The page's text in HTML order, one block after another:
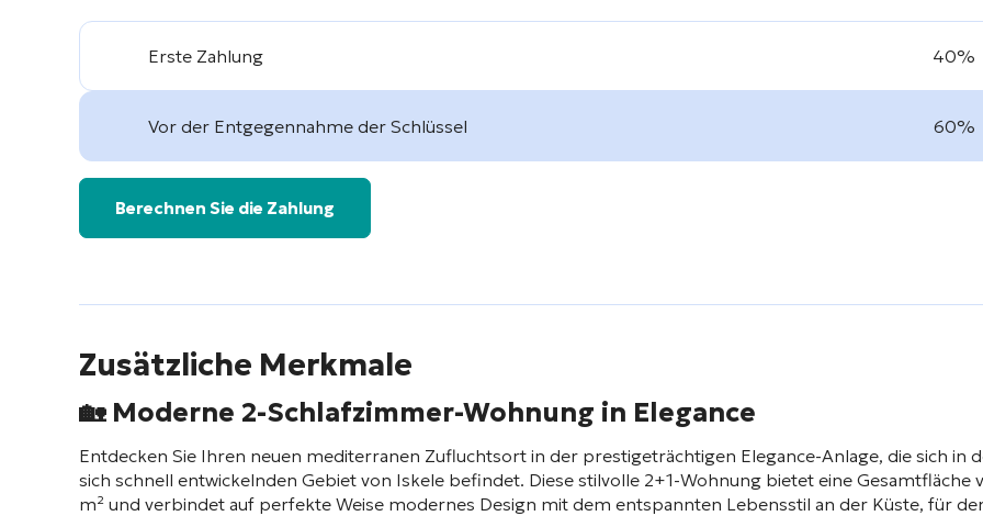
Erste Zahlung 40%
Vor der Entgegennahme der Schlüssel 60%
Berechnen Sie die Zahlung
Zusätzliche Merkmale
🏡Moderne 2-Schlafzimmer-Wohnung in Elegance
Entdecken Sie Ihren neuen mediterranen Zufluchtsort in der prestigeträchtigen Elegance-Anlage, die sich in
sich schnell entwickelnden Gebiet von Iskele befindet. Diese stilvolle 2+1-Wohnung bietet eine Gesamtfläche
m² und verbindet auf perfekte Weise modernes Design mit dem entspannten Lebensstil an der Küste, für